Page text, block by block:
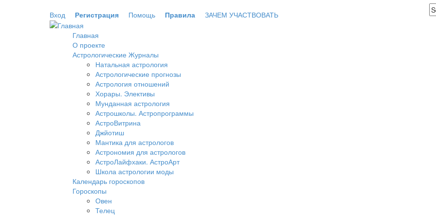
Вход
Регистрация Помощь Правила ЗАЧЕМ УЧАСТВОВАТЬ
Главная
О проекте
Астрологические Журналы
Натальная астрология
Астрологические прогнозы
Астрология отношений
Хорары. Элективы
Мунданная астрология
Астрошколы. Астропрограммы
АстроВитрина
Джйотиш
Мантика для астрологов
Астрономия для астрологов
АстроЛайфхаки. АстроАрт
Школа астрологии моды
Календарь гороскопов
Гороскопы
Овен
Телец